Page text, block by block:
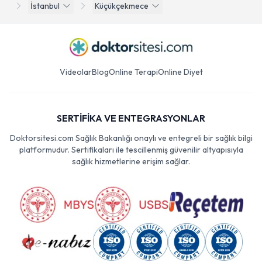
İstanbul
Küçükçekmece
VideolarBlogOnline TerapiOnline Diyet
SERTİFİKA VE ENTEGRASYONLAR
Doktorsitesi.com Sağlık Bakanlığı onaylı ve entegreli bir sağlık bilgi
platformudur. Sertifikaları ile tescillenmiş güvenilir altyapısıyla
sağlık hizmetlerine erişim sağlar.